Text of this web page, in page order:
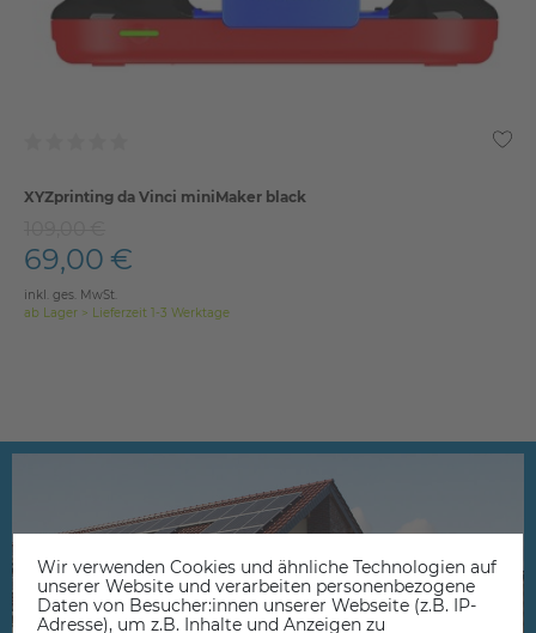
XYZprinting da Vinci miniMaker black
69,00 €
inkl. ges. MwSt.
ab Lager > Lieferzeit 1-3 Werktage
Wir verwenden Cookies und ähnliche Technologien auf
unserer Website und verarbeiten personenbezogene
Daten von Besucher:innen unserer Webseite (z.B. IP-
Adresse), um z.B. Inhalte und Anzeigen zu